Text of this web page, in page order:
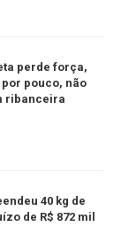
perde força,
pouco, não
ribanceira
40 kg de
de R$ 872 mil